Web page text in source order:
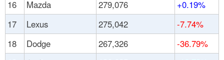
16
Mazda 279,076
+0.19%
17
Lexus 275,042
-7.74%
18
Dodge 267,326
-36.79%